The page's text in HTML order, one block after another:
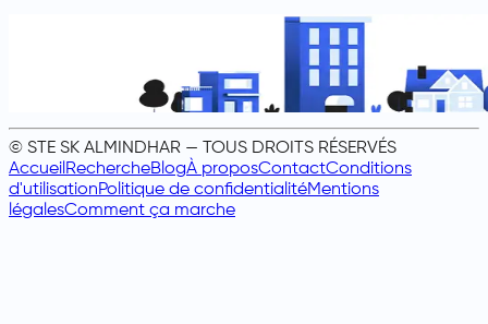
© STE SK ALMINDHAR — TOUS DROITS RÉSERVÉS
AccueilRechercheBlogÀ proposContactConditions
d'utilisationPolitique de confidentialitéMentions
légalesComment ça marche